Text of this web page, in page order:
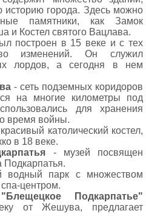
историю города. Здесь можно
памятники, как Замок
Костел святого Вацлава.
построен в 15 веке и с тех
изменений. Он служил
лордов, а сегодня в нем
- сеть подземных коридоров
на многие километры под
для хранения
время войны.
католический костел,
в 18 веке.
- музей посвящен
Подкарпатья.
водный парк с множеством
центром.
Подкарпатье"
от Жешува, предлагает